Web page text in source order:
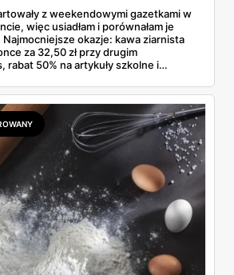
z weekendowymi gazetkami w
więc usiadłam i porównałam je
okazje: kawa ziarnista
za 32,50 zł przy drugim
rabat 50% na artykuły szkolne i
ale wyłącznie w sobotę z aplikacją. Aldi
za 2,99 zł. Werdykt w skrócie:
z Biedronki, po świeże warzywa jedź